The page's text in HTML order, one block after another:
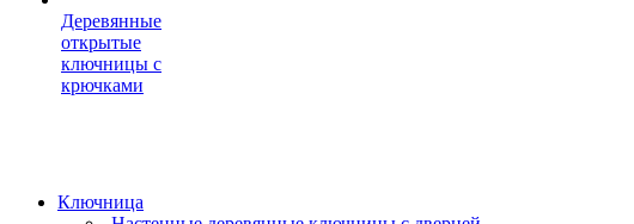
Деревянные
открытые
ключницы с
крючками
Ключница